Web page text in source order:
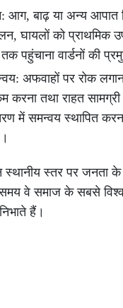
आग, बाढ़ या अन्य आपात
घायलों को प्राथमिक
पहुंचाना वार्डनों की
अफवाहों पर रोक
करना तथा राहत
में समन्वय स्थापित
स्थानीय स्तर पर जनता
वे समाज के सबसे
हैं।